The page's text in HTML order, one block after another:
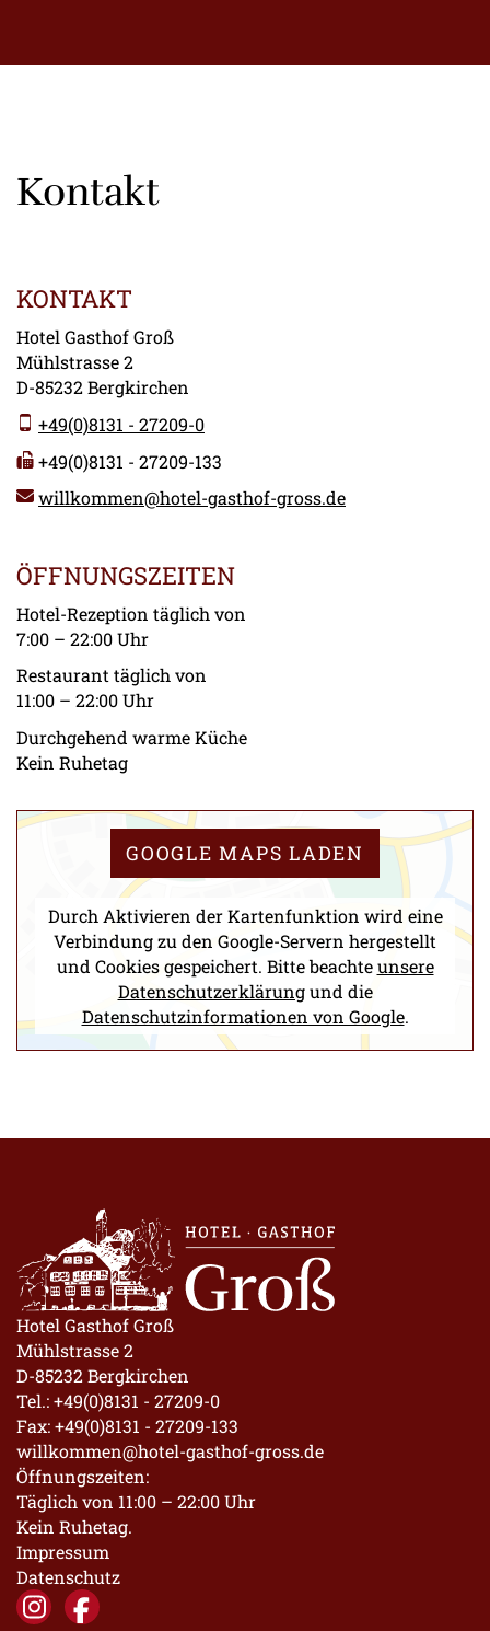
Kontakt
KONTAKT
Hotel Gasthof Groß
Mühlstrasse 2
D-85232 Bergkirchen
+49(0)8131 - 27209-0
+49(0)8131 - 27209-133
willkommen@hotel-gasthof-gross.de
ÖFFNUNGSZEITEN
Hotel-Rezeption täglich von
7:00 – 22:00 Uhr
Restaurant täglich von
11:00 – 22:00 Uhr
Durchgehend warme Küche
Kein Ruhetag
GOOGLE MAPS LADEN
Durch Aktivieren der Kartenfunktion wird eine
Verbindung zu den Google-Servern hergestellt
und Cookies gespeichert. Bitte beachteunsere
Datenschutzerklärungund die
Datenschutzinformationen von Google.
Hotel Gasthof Groß
Mühlstrasse 2
D-85232 Bergkirchen
Tel.:+49(0)8131 - 27209-0
Fax: +49(0)8131 - 27209-133
willkommen@hotel-gasthof-gross.de
Öffnungszeiten:
Täglich von 11:00 – 22:00 Uhr
Kein Ruhetag.
Impressum
Datenschutz